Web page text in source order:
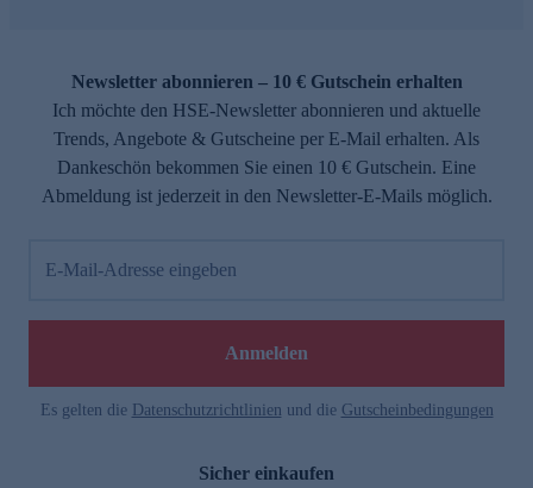
Newsletter abonnieren – 10 € Gutschein erhalten
Ich möchte den HSE-Newsletter abonnieren und aktuelle
Trends, Angebote & Gutscheine per E-Mail erhalten. Als
Dankeschön bekommen Sie einen 10 € Gutschein. Eine
Abmeldung ist jederzeit in den Newsletter-E-Mails möglich.
E-Mail-Adresse eingeben
Anmelden
Es gelten die Datenschutzrichtlinien und die Gutscheinbedingungen
Sicher einkaufen